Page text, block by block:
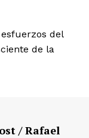
del
de la
/ Rafael